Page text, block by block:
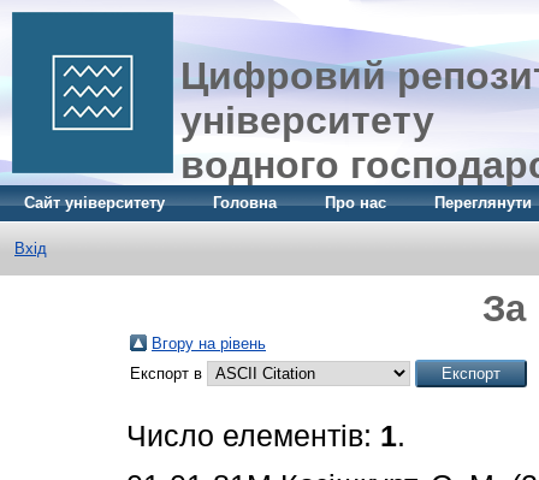
Цифровий
університету
водного
Сайт університету Головна Про нас Переглянути
Вхід
Вгору на рівень
Експорт в
Число елементів: 1.